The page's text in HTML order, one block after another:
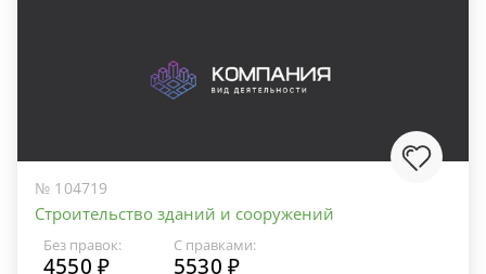
№ 104719
Строительство зданий и сооружений
Без правок:
4550 ₽
С правками:
5530 ₽